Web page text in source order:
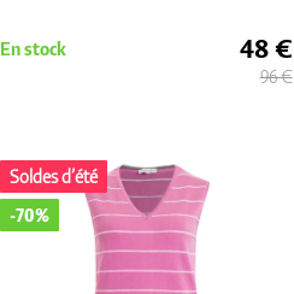
En stock 48 €
96 €
Soldes d’été
-70%